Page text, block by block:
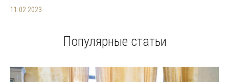
11.02.2023
Популярные статьи